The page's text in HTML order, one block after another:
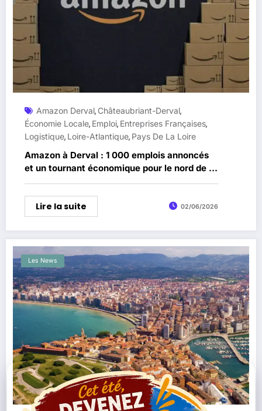
Amazon Derval, Châteaubriant-Derval,
Économie Locale, Emploi, Entreprises Françaises,
Logistique, Loire-Atlantique, Pays De La Loire
Amazon à Derval : 1 000 emplois annoncés
et un tournant économique pour le nord de la
Loire-Atlantique
Lire la suite 02/06/2026
Les News